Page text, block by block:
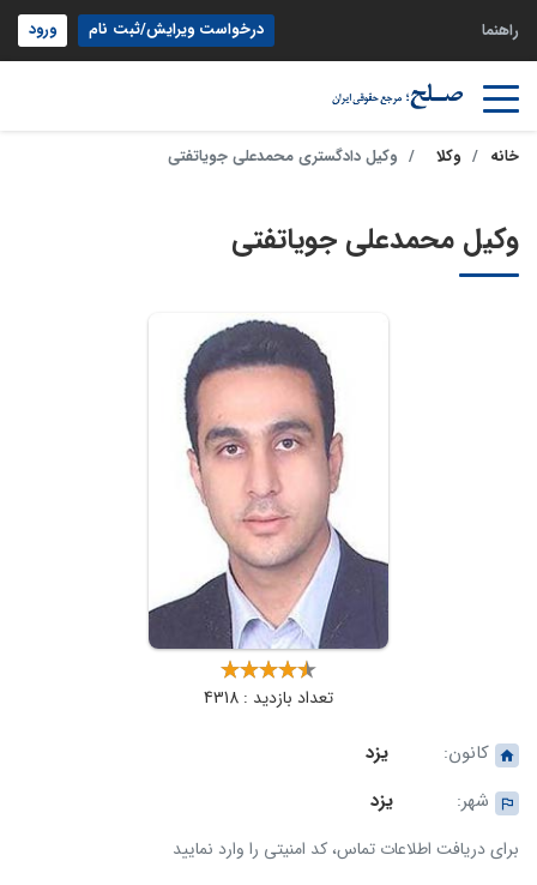
راهنما درخواست ویرایش/ثبت نام ورود
خانه وکلا وکیل دادگستری محمدعلی جویاتفتی
وکیل محمدعلی جویاتفتی
تعداد بازدید : 4318
کانون:
یزد
شهر:
یزد
برای دریافت اطلاعات تماس، کد امنیتی را وارد نمایید